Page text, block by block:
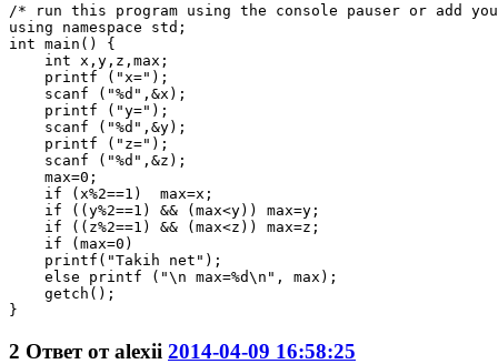
/* run this program using the console pauser or add
using namespace std;
int main() {
    int x,y,z,max;
    printf ("x=");
    scanf ("%d",&x);
    printf ("y=");
    scanf ("%d",&y);
    printf ("z=");
    scanf ("%d",&z);
    max=0;
    if (x%2==1)  max=x;
    if ((y%2==1) && (max<y)) max=y;
    if ((z%2==1) && (max<z)) max=z;
    if (max=0)
    printf("Takih net");
    else printf ("\n max=%d\n", max);
    getch();
}
2 Ответ отalexii 2014-04-09 16:58:25